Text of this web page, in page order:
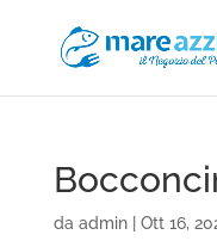
da admin| Ott 16,